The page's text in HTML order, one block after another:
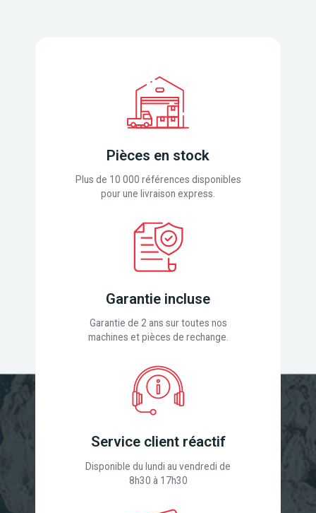
Pièces en stock
Plus de 10 000 références disponibles
pour une livraison express.
Garantie incluse
Garantie de 2 ans sur toutes nos
machines et pièces de rechange.
Service client réactif
Disponible du lundi au vendredi de
8h30 à 17h30